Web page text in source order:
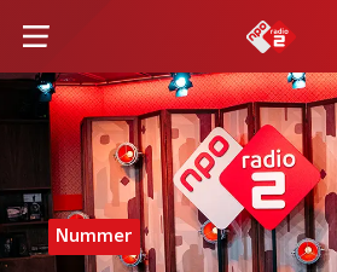
Nummer